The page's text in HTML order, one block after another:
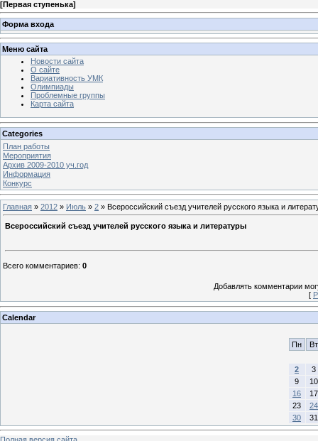
[Первая ступенька]
Форма входа
Меню сайта
Новости сайта
О сайте
Вариативность УМК
Олимпиады
Проблемные группы
Карта сайта
Categories
План работы
Мероприятия
Архив 2009-2010 уч.год
Информация
Конкурс
Главная » 2012 » Июль » 2 » Всероссийский съезд учителей русского языка и
Всероссийский съезд учителей русского языка и литературы
Всего комментариев: 0
Добавлять комментарии
[
Calendar
Пн Вт
2
3
9
10
16
17
23
24
30
31
Полная версия сайта